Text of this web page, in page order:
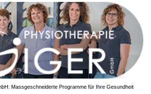
Massgeschneiderte Programme für Ihre Gesundheit